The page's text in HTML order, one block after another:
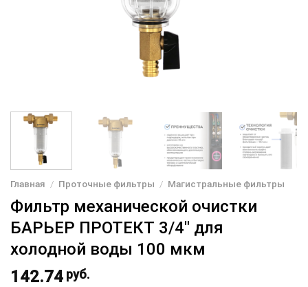
Главная / Проточные фильтры / Магистральные фильтры
Фильтр механической очистки
БАРЬЕР ПРОТЕКТ 3/4″ для
холодной воды 100 мкм
142.74 руб.